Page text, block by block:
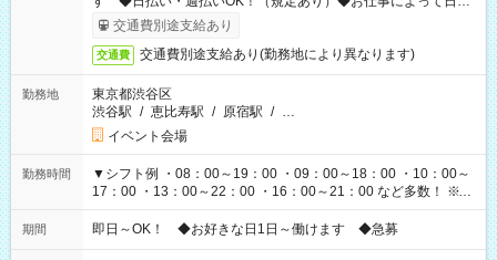
も異なります
交通費別途支給あり
交通費 交通費別途支給あり(勤務地により異なります)
勤務地
東京都渋谷区
渋谷駅 / 恵比寿駅 / 原宿駅 / …
イベント会場
勤務時間
▼シフト例 ・08：00～19：00 ・09：00～18：00 ・10：00～
17：00 ・13：00～22：00 ・16：00～21：00 など多数！ ※お
仕事により勤務時間が異なります
期間 即日～OK！ ◆お好きな日1日～働けます ◆急募